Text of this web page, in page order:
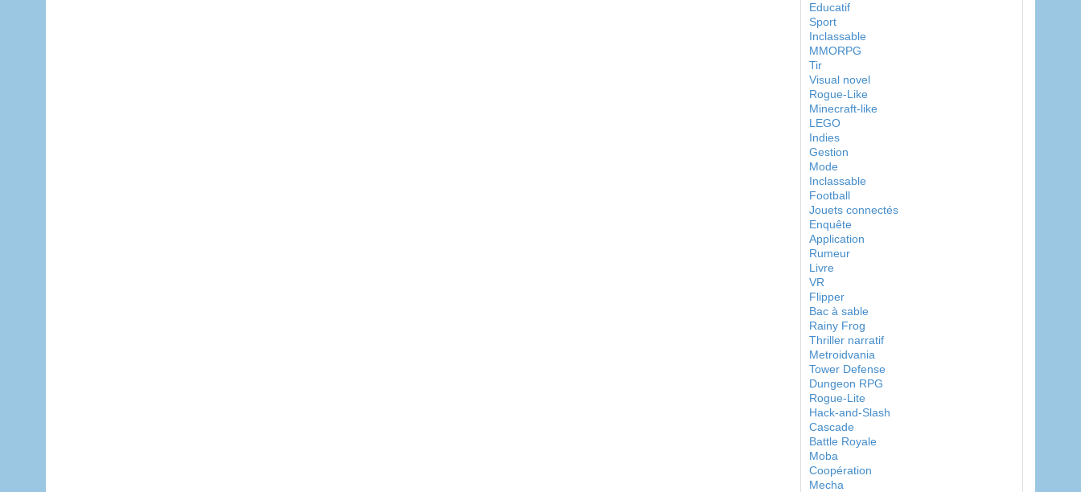
Educatif
Sport
Inclassable
MMORPG
Tir
Visual novel
Rogue-Like
Minecraft-like
LEGO
Indies
Gestion
Mode
Inclassable
Football
Jouets connectés
Enquête
Application
Rumeur
Livre
VR
Flipper
Bac à sable
Rainy Frog
Thriller narratif
Metroidvania
Tower Defense
Dungeon RPG
Rogue-Lite
Hack-and-Slash
Cascade
Battle Royale
Moba
Coopération
Mecha